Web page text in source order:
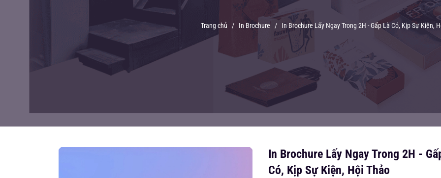
Trang chủ / In Brochure / In Brochure Lấy Ngay Trong 2H - Gấp Là Có, Kịp Sự Kiện,
In Brochure Lấy Ngay Trong 2H -
Có, Kịp Sự Kiện, Hội Thảo